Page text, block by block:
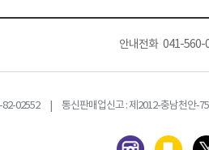
안내전화 041-560-
02552 | 통신판매업신고 : 제2012-충남천안-